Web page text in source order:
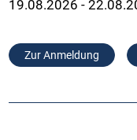
19.08.2026 -
Zur Anmeldung